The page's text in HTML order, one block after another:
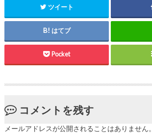
ツイート
はてブ
Pocket
コメントを残す
メールアドレスが公開されることはありません。